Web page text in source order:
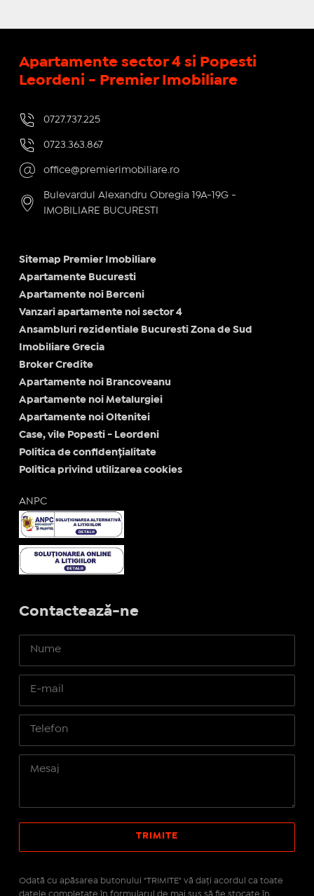
Apartamente sector 4 si Popesti
Leordeni - Premier Imobiliare
0727.737.225
0723.363.867
office@premierimobiliare.ro
Bulevardul Alexandru Obregia 19A-19G -
IMOBILIARE BUCURESTI
Sitemap Premier Imobiliare
Apartamente Bucuresti
Apartamente noi Berceni
Vanzari apartamente noi sector 4
Ansambluri rezidentiale Bucuresti Zona de Sud
Imobiliare Grecia
Broker Credite
Apartamente noi Brancoveanu
Apartamente noi Metalurgiei
Apartamente noi Oltenitei
Case, vile Popesti - Leordeni
Politica de confidențialitate
Politica privind utilizarea cookies
ANPC
Contactează-ne
Odată cu apăsarea butonului "TRIMITE" vă daţi acordul ca toate
datele completate în formularul de mai sus să fie stocate în